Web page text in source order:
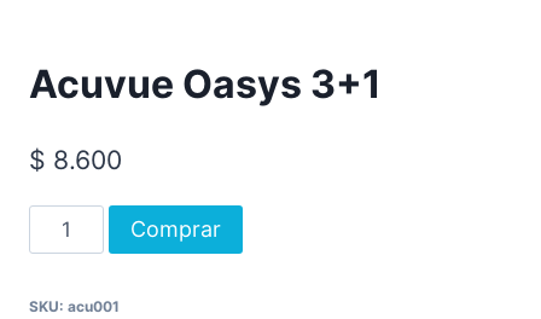
Acuvue Oasys 3+1
$ 8.600
Comprar
SKU: acu001